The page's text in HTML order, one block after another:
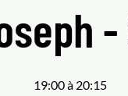
19:00 à 20:15